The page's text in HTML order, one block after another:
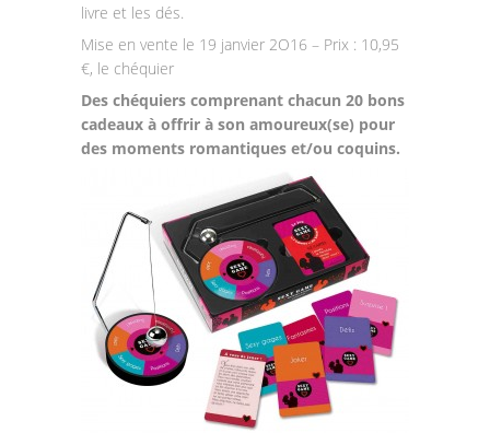
livre et les dés.
Mise en vente le 19 janvier 2O16 – Prix : 10,95
€, le chéquier
Des chéquiers comprenant chacun 20 bons
cadeaux à offrir à son amoureux(se) pour
des moments romantiques et/ou coquins.